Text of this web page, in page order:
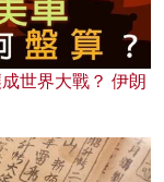
世界大戰？ 伊朗